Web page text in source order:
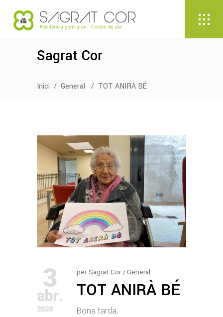
Sagrat Cor
Inici / General / TOT ANIRÀ BÉ
3
abr.
2020
perSagrat Cor General
TOT ANIRÀ BÉ
Bona tarda,